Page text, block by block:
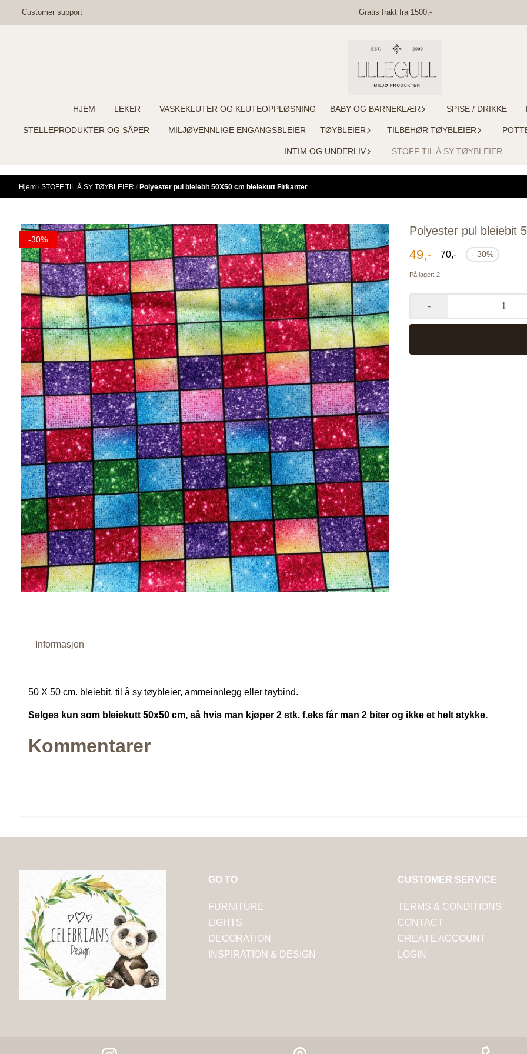
Hopp til innhold
Customer support Gratis frakt fra 1500,-
HJEM LEKER VASKEKLUTER OG KLUTEOPPLØSNING BABY OG BARNEKLÆR SPISE / DRIKKE
STELLEPRODUKTER OG SÅPER MILJØVENNLIGE ENGANGSBLEIER TØYBLEIER TILBEHØR TØYBLEIER
INTIM OG UNDERLIV STOFF TIL Å SY TØYBLEIER
Hjem / STOFF TIL Å SY TØYBLEIER / Polyester pul bleiebit 50X50 cm bleiekutt Firkanter
-30%
Polyester pul bleiebit
49,- 70,- - 30%
På lager: 2
-
Informasjon
50 X 50 cm. bleiebit, til å sy tøybleier, ammeinnlegg eller tøybind.
Selges kun som bleiekutt 50x50 cm, så hvis man kjøper 2 stk. f.eks får man 2 biter og ikke et helt stykke.
Kommentarer
GO TO
FURNITURE
LIGHTS
DECORATION
INSPIRATION & DESIGN
CUSTOMER SERVICE
TERMS & CONDITIONS
CONTACT
CREATE ACCOUNT
LOGIN